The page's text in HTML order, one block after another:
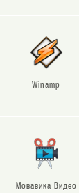
Winamp
Мовавика Видео